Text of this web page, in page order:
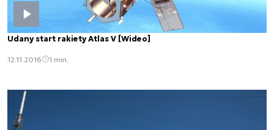
Udany start rakiety Atlas V [Wideo]
12.11.2016 1 min.